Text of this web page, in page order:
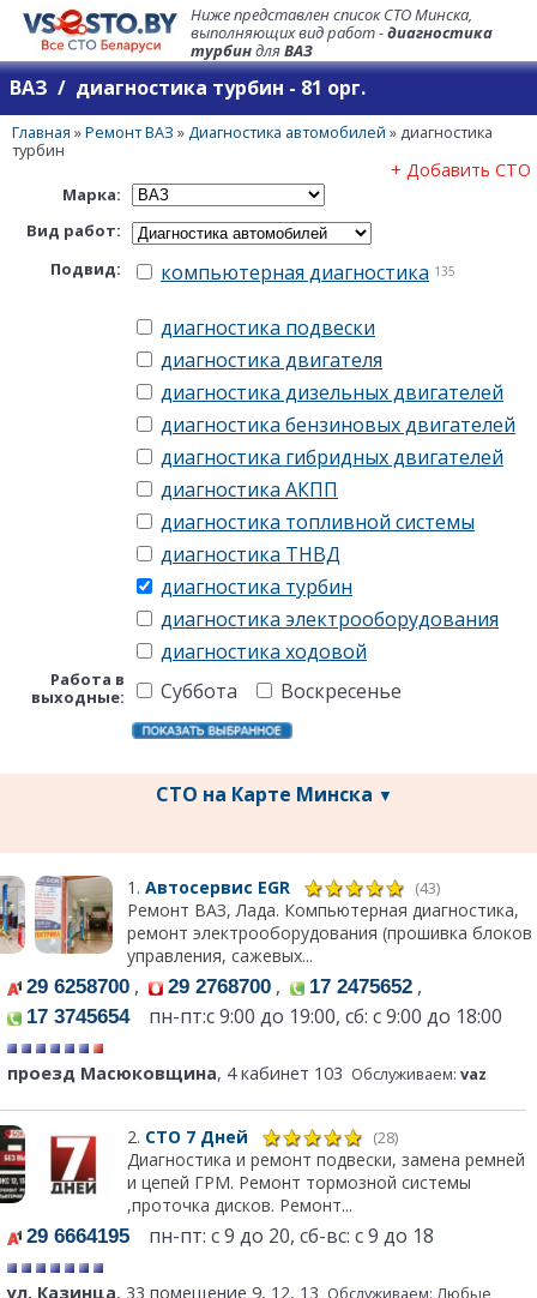
Ниже представлен список СТО Минска,
выполняющих вид работ -диагностика
турбиндляВАЗ
ВАЗ / диагностика турбин - 81 орг.
Главная »Ремонт ВАЗ »Диагностика автомобилей » диагностика
турбин
+ Добавить СТО
Марка:
Вид работ:
Подвид:
компьютерная диагностика 135
диагностика подвески
диагностика двигателя
диагностика дизельных двигателей
диагностика бензиновых двигателей
диагностика гибридных двигателей
диагностика АКПП
диагностика топливной системы
диагностика ТНВД
диагностика турбин
диагностика электрооборудования
диагностика ходовой
Работа в
выходные:
Суббота Воскресенье
СТО на Карте Минска ▼
1. Автосервис EGR (43)
Ремонт ВАЗ, Лада. Компьютерная диагностика,
ремонт электрооборудования (прошивка блоков
управления, сажевых...
29 6258700 , 29 2768700 , 17 2475652 ,
17 3745654пн-пт:c 9:00 до 19:00, сб: с 9:00 до 18:00
проезд Масюковщина, 4 кабинет 103 Обслуживаем: vaz
2. СТО 7 Дней (28)
Диагностика и ремонт подвески, замена ремней
и цепей ГРМ. Ремонт тормозной системы
,проточка дисков. Ремонт...
29 6664195 пн-пт: с 9 до 20, сб-вс: с 9 до 18
ул. Казинца, 33 помещение 9, 12, 13 Обслуживаем: Любые